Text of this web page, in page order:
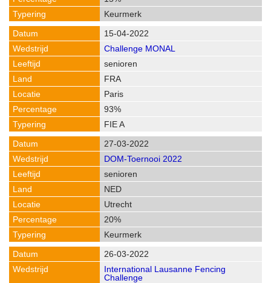
Keurmerk
15-04-2022
Challenge MONAL
senioren
FRA
Paris
93%
FIE A
27-03-2022
DOM-Toernooi 2022
senioren
NED
Utrecht
20%
Keurmerk
26-03-2022
International Lausanne Fencing
Challenge